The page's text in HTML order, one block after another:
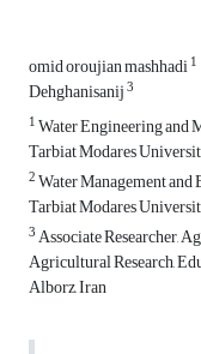
omid oroujian mashhadi1
Dehghanisanij3
1Water Engineering and
Tarbiat Modares
2Water Management
Tarbiat Modares
3Associate Researcher,
Agricultural Research,
Alborz, Iran